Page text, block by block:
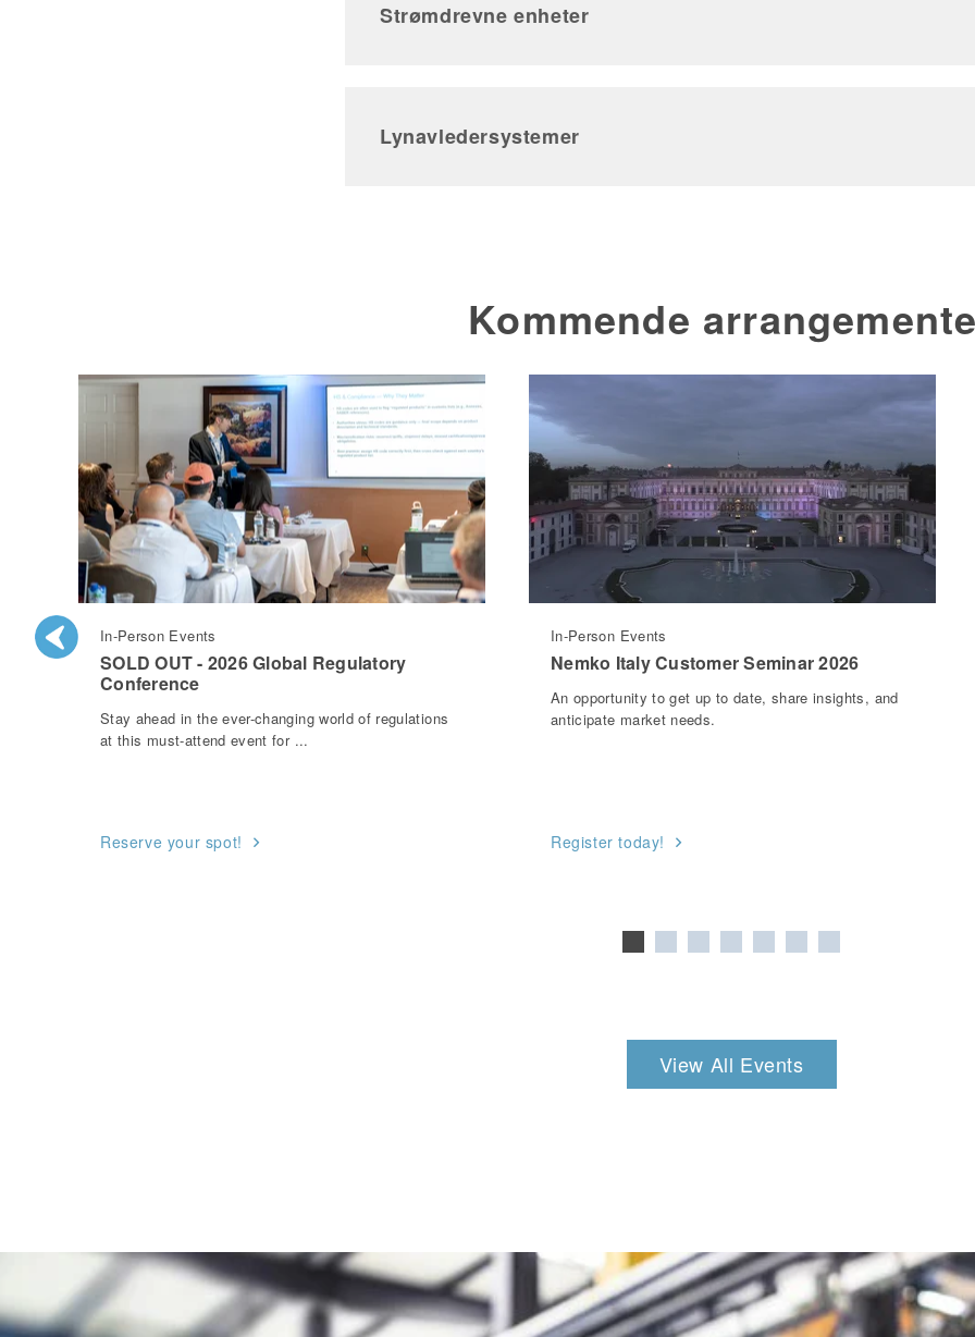
Strømdrevne enheter
Lynavledersystemer
Kommende
In-Person Events
SOLD OUT - 2026 Global Regulatory
Conference
Stay ahead in the ever-changing world of regulations
at this must-attend event for ...
Reserve your spot!
In-Person Events
Nemko Italy Customer Seminar 2026
An opportunity to get up to date, share insights, and
anticipate market needs.
Register today!
View All Events